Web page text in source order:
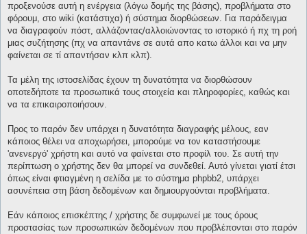
προξενούσε αυτή η ενέργεια (λόγω δομής της βάσης), προβλήματα στο
φόρουμ, στο wiki (κατάστιχα) ή σύστημα διορθώσεων. Για παράδειγμα
να διαγραφούν πόστ, αλλάζοντας/αλλοιώνοντας το ιστορικό ή πχ τη ροή
μιας συζήτησης (πχ να απαντάνε σε αυτά απο κατω άλλοι και να μην
φαίνεται σε τί απαντήσαν κλπ κλπ).
Τα μέλη της ιστοσελίδας έχουν τη δυνατότητα να διορθώσουν
οποτεδήποτε τα προσωπικά τους στοιχεία και πληροφορίες, καθώς και
να τα επικαιροποιήσουν.
Προς το παρόν δεν υπάρχει η δυνατότητα διαγραφής μέλους, εαν
κάποιος θέλει να αποχωρήσει, μπορούμε να τον καταστήσουμε
'ανενεργό' χρήστη και αυτό να φαίνεται στο προφίλ του. Σε αυτή την
περίπτωση ο χρήστης δεν θα μπορεί να συνδεθεί. Αυτό γίνεται γιατί έτσι
όπως είναι φτιαγμένη η σελίδα με το σύστημα phpbb2, υπάρχει
ασυνέπεια στη βάση δεδομένων και δημιουργούνται προβλήματα.
Εάν κάποιος επισκέπτης / χρήστης δε συμφωνεί με τους όρους
προστασίας των προσωπικών δεδομένων που προβλέπονται στο παρόν